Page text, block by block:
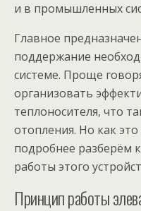
и в промышленных
Главное
поддержание
системе. Проще
организовать
теплоносителя, что
отопления. Но как
подробнее разберём
работы этого
Принцип работы